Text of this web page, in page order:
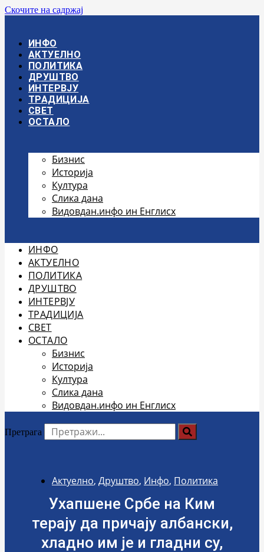
Скочите на садржај
ИНФО
АКТУЕЛНО
ПОЛИТИКА
ДРУШТВО
ИНТЕРВЈУ
ТРАДИЦИЈА
СВЕТ
ОСТАЛО
Бизнис
Историја
Култура
Слика дана
Видовдан.инфо ин Енглисх
ИНФО
АКТУЕЛНО
ПОЛИТИКА
ДРУШТВО
ИНТЕРВЈУ
ТРАДИЦИЈА
СВЕТ
ОСТАЛО
Бизнис
Историја
Култура
Слика дана
Видовдан.инфо ин Енглисх
Претрага
Актуелно, Друштво, Инфо, Политика
Ухапшене Србе на Ким
терају да причају албански,
хладно им је и гладни су,